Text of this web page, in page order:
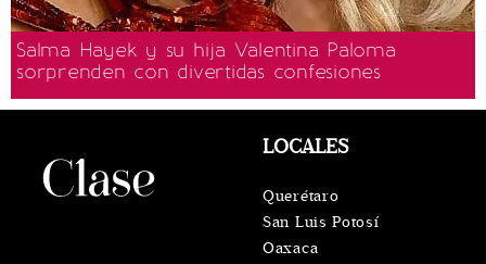
Salma Hayek y su hija Valentina Paloma
sorprenden con divertidas confesiones
LOCALES
Querétaro
San Luis Potosí
Oaxaca